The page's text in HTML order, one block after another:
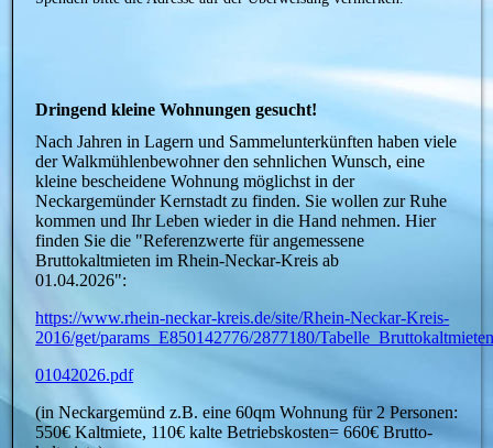
Dringend kleine Wohnungen gesucht!
Nach Jahren in Lagern und Sammelunterkünften haben viele
der Walkmühlenbewohner den sehnlichen Wunsch, eine
kleine bescheidene Wohnung möglichst in der
Neckargemünder Kernstadt zu finden. Sie wollen zur Ruhe
kommen und Ihr Leben wieder in die Hand nehmen. Hier
finden Sie die "Referenzwerte für angemessene
Bruttokaltmieten im Rhein-Neckar-Kreis ab
01.04.2026":
https://www.rhein-neckar-kreis.de/site/Rhein-Neckar-Kreis-
2016/get/params_E850142776/2877180/
01042026.pdf
(in Neckargemünd z.B. eine 60qm Wohnung für 2 Personen:
550€ Kaltmiete, 110€ kalte Betriebskosten= 660€ Brutto-